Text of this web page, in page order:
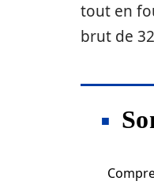
tout en
brut de